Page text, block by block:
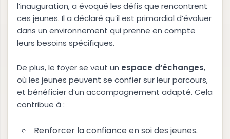
l’inauguration, a évoqué les défis que rencontrent
ces jeunes. Il a déclaré qu’il est primordial d’évoluer
dans un environnement qui prenne en compte
leurs besoins spécifiques.
De plus, le foyer se veut un espace d‘échanges,
où les jeunes peuvent se confier sur leur parcours,
et bénéficier d’un accompagnement adapté. Cela
contribue à :
Renforcer la confiance en soi des jeunes.